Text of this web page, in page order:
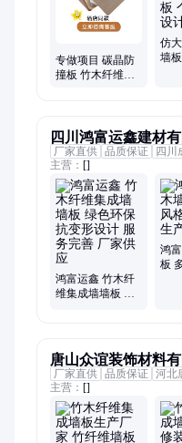
专做项目 碳晶防
撞板 竹木纤维集
仿
墙
四川鸿富运鑫建材
厂家直供 品质保证
四川
主营： []
鸿富运鑫 竹木纤
维集成墙墙板 绿
鸿
板
唐山众谊装饰材料
厂家直供 品质保证 河北
主营： []